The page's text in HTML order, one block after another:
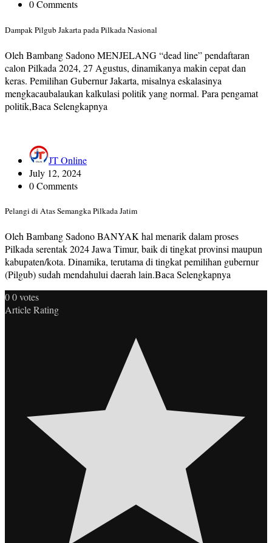
0 Comments
Dampak Pilgub Jakarta pada Pilkada Nasional
Oleh Bambang Sadono MENJELANG “dead line” pendaftaran
calon Pilkada 2024, 27 Agustus, dinamikanya makin cepat dan
keras. Pemilihan Gubernur Jakarta, misalnya eskalasinya
mengkacaubalaukan kalkulasi politik yang normal. Para pengamat
politik,Baca Selengkapnya
JT Online
July 12, 2024
0 Comments
Pelangi di Atas Semangka Pilkada Jatim
Oleh Bambang Sadono BANYAK hal menarik dalam proses
Pilkada serentak 2024 Jawa Timur, baik di tingkat provinsi maupun
kabupaten/kota. Dinamika, terutama di tingkat pemilihan gubernur
(Pilgub) sudah mendahului daerah lain.Baca Selengkapnya
00votes
Article Rating